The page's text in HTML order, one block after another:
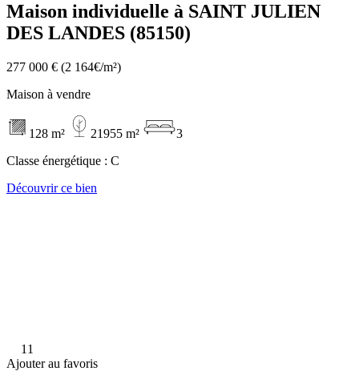
Maison individuelle à SAINT JULIEN
DES LANDES (85150)
277 000 € (2 164€/m²)
Maison à vendre
128 m² 21955 m²
3
Classe énergétique : C
Découvrir ce bien
11
Ajouter au favoris